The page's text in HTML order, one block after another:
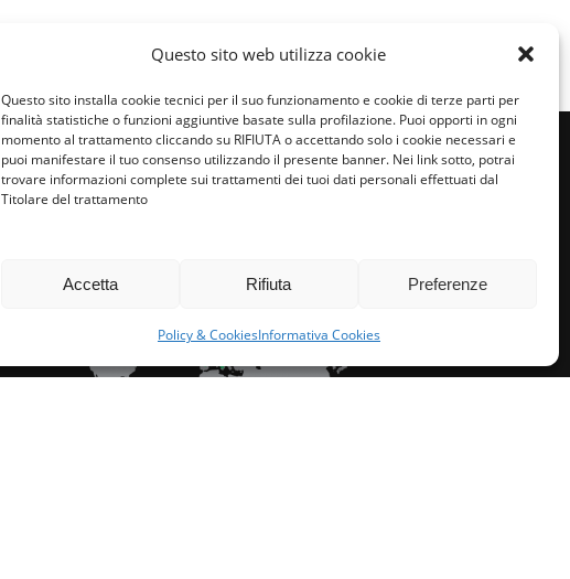
Questo sito web utilizza cookie
Questo sito installa cookie tecnici per il suo funzionamento e cookie di terze parti per
finalità statistiche o funzioni aggiuntive basate sulla profilazione. Puoi opporti in ogni
momento al trattamento cliccando su RIFIUTA o accettando solo i cookie necessari e
puoi manifestare il tuo consenso utilizzando il presente banner. Nei link sotto, potrai
trovare informazioni complete sui trattamenti dei tuoi dati personali effettuati dal
Titolare del trattamento
Accetta Rifiuta Preferenze
Policy & CookiesInformativa Cookies